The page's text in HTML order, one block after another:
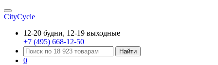
CityCycle
12-20 будни, 12-19 выходные
+7 (495) 668-12-50
Найти
0